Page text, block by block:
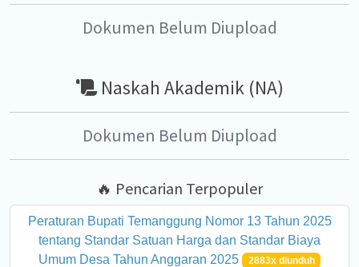
Dokumen Belum Diupload
Naskah Akademik (NA)
Dokumen Belum Diupload
🔥 Pencarian Terpopuler
Peraturan Bupati Temanggung Nomor 13 Tahun 2025
tentang Standar Satuan Harga dan Standar Biaya
Umum Desa Tahun Anggaran 2025
2883x diunduh